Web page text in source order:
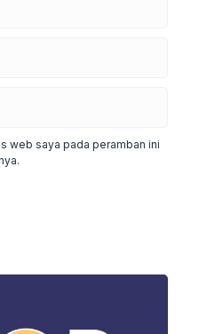
web saya pada peramban ini